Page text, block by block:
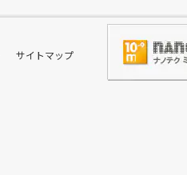
サイトマップ